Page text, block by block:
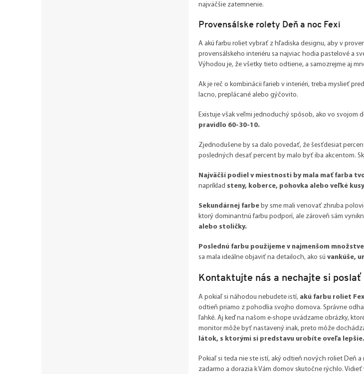
najväčšie zatemnenie.
Provensálske rolety Deň a noc Fexi
A akú farbu roliet vybrať z hľadiska designu, aby v
provensálskeho interiéru sa najviac hodia pastelové a
Výhodou je, že všetky tieto odtiene, a samozrejme aj
Ak je reč o kombinácii farieb v interiéri, treba myslieť
lacno, preplácané alebo gýčovito.
Existuje však veľmi jednoduchý spôsob, ako vo
pravidlo 60-30-10.
Zjednodušene by sa dalo povedať, že šesťdesiat
posledných desať percent by malo byť iba akcentom.
Najväčší podiel v miestnosti by mala mať farba
napríklad steny, koberce, pohovka alebo veľké
Sekundárnej farbe by sme mali venovať zhruba
ktorý dominantnú farbu podporí, ale zároveň sám
alebo stoličky.
Poslednú farbu použijeme v najmenšom
sa mala ideálne objaviť na detailoch, ako sú vankúše,
Kontaktujte nás a nechajte si
A pokiaľ si náhodou nebudete istí, akú farbu roliet
odtieň priamo z pohodlia svojho domova. Správne
ľahké. Aj keď na našom e-shope uvádzame obrázky,
monitor môže byť nastavený inak, preto môže
látok, s ktorými si predstavu urobíte oveľa lepšie.
Pokiaľ si teda nie ste istí, aký odtieň nových roliet Deň
zadarmo a dorazia k Vám domov skutočne rýchlo.